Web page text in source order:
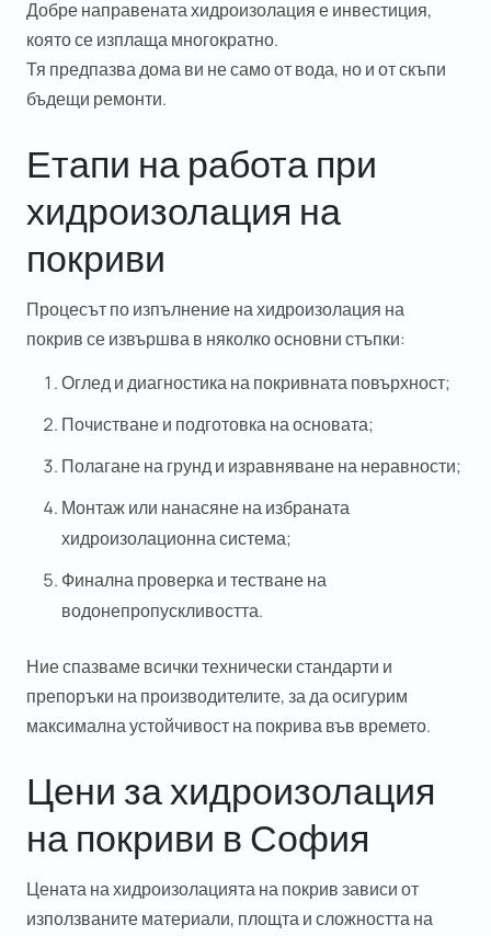
Добре направенатахидроизолацияе инвестиция,
която се изплаща многократно.
Тя предпазва дома ви не само от вода, но и от скъпи
бъдещи ремонти.
Етапи на работа при
хидроизолация на
покриви
Процесът по изпълнение нахидроизолация на
покривсе извършва в няколко основни стъпки:
Оглед и диагностика на покривната повърхност;
Почистване и подготовка на основата;
Полагане на грунд и изравняване на неравности;
Монтаж или нанасяне на избраната
хидроизолационна система;
Финална проверка и тестване на
водонепропускливостта.
Ние спазваме всички технически стандарти и
препоръки на производителите, за да осигурим
максимална устойчивост на покрива във времето.
Цени за хидроизолация
на покриви в София
Цената нахидроизолацията на покривзависи от
използваните материали, площта и сложността на